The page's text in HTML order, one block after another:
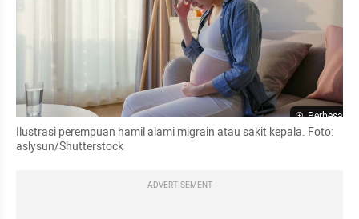
Perbesar
Ilustrasi perempuan hamil alami migrain atau sakit kepala. Foto:
aslysun/Shutterstock
ADVERTISEMENT